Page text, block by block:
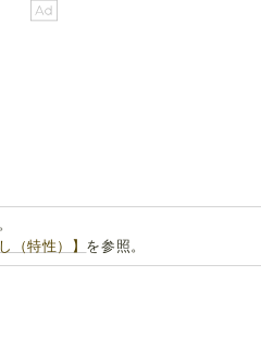
（特性）】 を参照。